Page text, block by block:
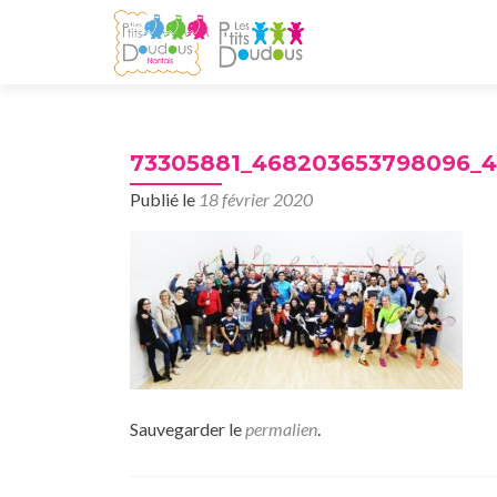
Publié le 18 février 2020
Sauvegarder lepermalien.